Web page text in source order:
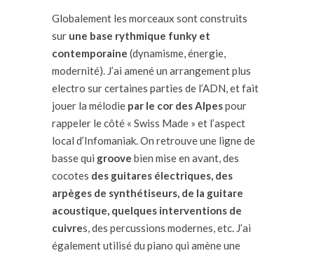
Globalement les morceaux sont construits
sur une base rythmique funky et
contemporaine (dynamisme,énergie,
modernité). J’ai amené un arrangement plus
electro sur certaines parties de l’ADN, et fait
jouer la mélodie par le cor des Alpespour
rappeler le côté « Swiss Made » et l’aspect
local d’Infomaniak.On retrouve une ligne de
basse qui groove bien mise en avant, des
cocotes des guitares électriques, des
arpèges de synthétiseurs, de la guitare
acoustique, quelques interventions de
cuivres, des percussions modernes, etc. J’ai
également utilisé du piano qui amène une